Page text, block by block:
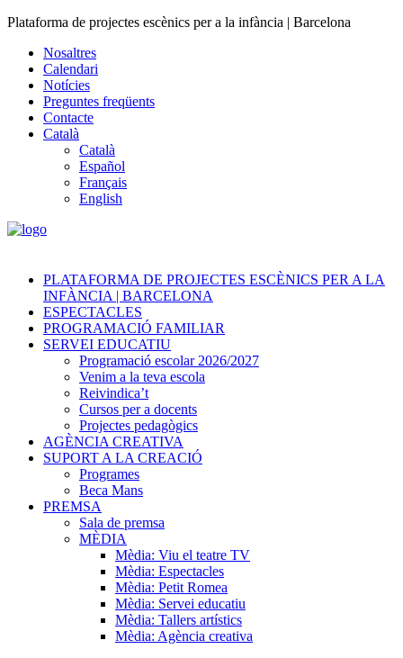
Plataforma de projectes escènics per a la infància | Barcelona
Nosaltres
Calendari
Notícies
Preguntes freqüents
Contacte
Català
Català
Español
Français
English
PLATAFORMA DE PROJECTES ESCÈNICS PER A LA
INFÀNCIA | BARCELONA
ESPECTACLES
PROGRAMACIÓ FAMILIAR
SERVEI EDUCATIU
Programació escolar 2026/2027
Venim a la teva escola
Reivindica’t
Cursos per a docents
Projectes pedagògics
AGÈNCIA CREATIVA
SUPORT A LA CREACIÓ
Programes
Beca Mans
PREMSA
Sala de premsa
MÈDIA
Mèdia: Viu el teatre TV
Mèdia: Espectacles
Mèdia: Petit Romea
Mèdia: Servei educatiu
Mèdia: Tallers artístics
Mèdia: Agència creativa